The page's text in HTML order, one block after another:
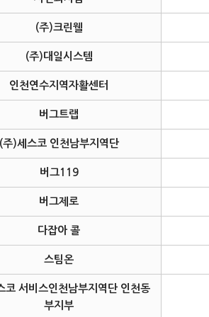
(주)크린웰
(주)대일시스템
인천연수지역자활센터
버그트랩
주)세스코 인천남부지역단
버그119
버그제로
다잡아 콜
스팀온
코 서비스인천남부지역단 인천동
부지부